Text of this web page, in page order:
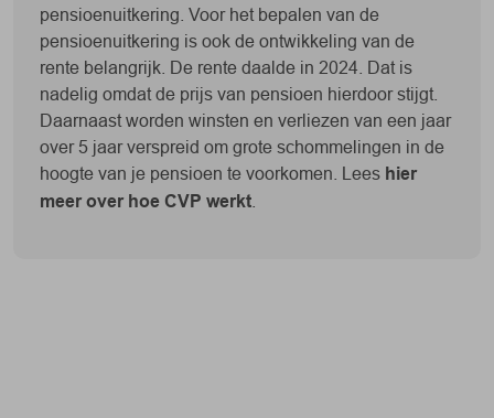
pensioenuitkering. Voor het bepalen van de
pensioenuitkering is ook de ontwikkeling van de
rente belangrijk. De rente daalde in 2024. Dat is
nadelig omdat de prijs van pensioen hierdoor stijgt.
Daarnaast worden winsten en verliezen van een jaar
over 5 jaar verspreid om grote schommelingen in de
hoogte van je pensioen te voorkomen. Lees hier
meer over hoe CVP werkt